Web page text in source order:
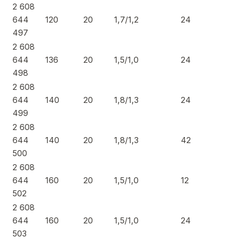
2 608
644
497
120 20 1,7/1,2 24
2 608
644
498
136 20 1,5/1,0 24
2 608
644
499
140 20 1,8/1,3 24
2 608
644
500
140 20 1,8/1,3 42
2 608
644
502
160 20 1,5/1,0 12
2 608
644
503
160 20 1,5/1,0 24